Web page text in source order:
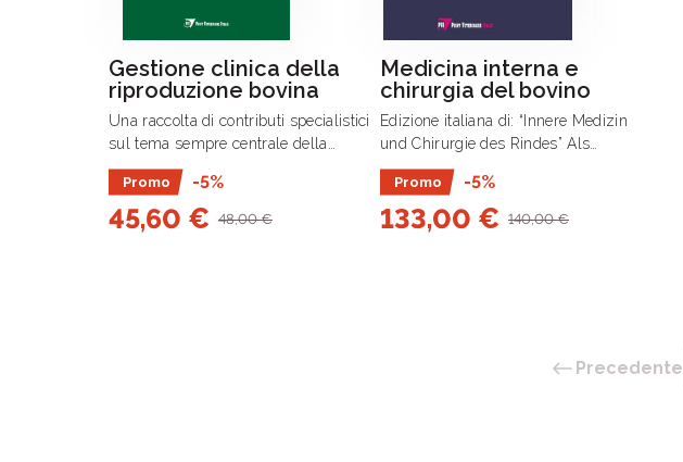
Gestione clinica della
riproduzione bovina
Una raccolta di contributi specialistici
sul tema sempre centrale della
riproduzione e della fertilità nella
vacca da latte.
Promo -5%
45,60 € 48,00 €
Medicina interna e
chirurgia del bovino
Edizione italiana di: “Innere Medizin
und Chirurgie des Rindes” Als
“Krankheiten des Rindes” begründet
von Gustav Rosenberger a cura di
Giovanni Sali Il presente volume .
Promo -5%
133,00 € 140,00 €
Precedente